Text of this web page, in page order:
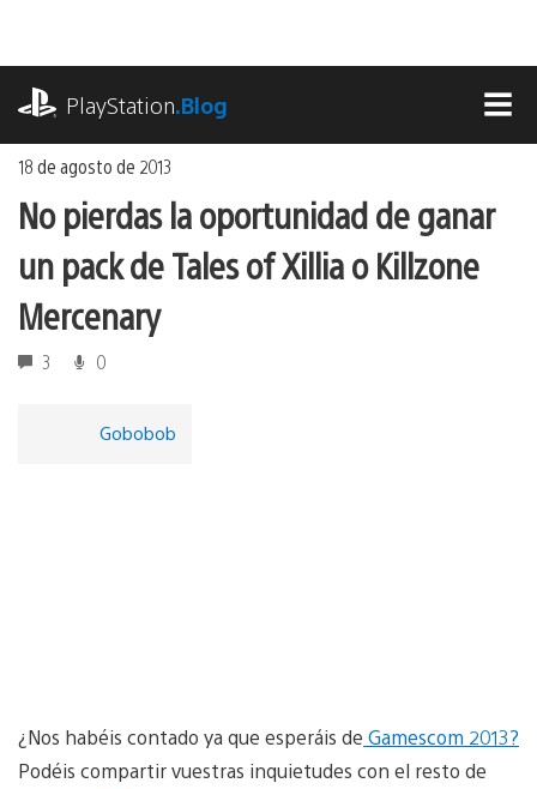
contenido
PlayStation.Blog
18 de agosto de 2013
No pierdas la oportunidad de ganar
un pack de Tales of Xillia o Killzone
Mercenary
3 0
Gobobob
¿Nos habéis contado ya que esperáis de Gamescom 2013?
Podéis compartir vuestras inquietudes con el resto de